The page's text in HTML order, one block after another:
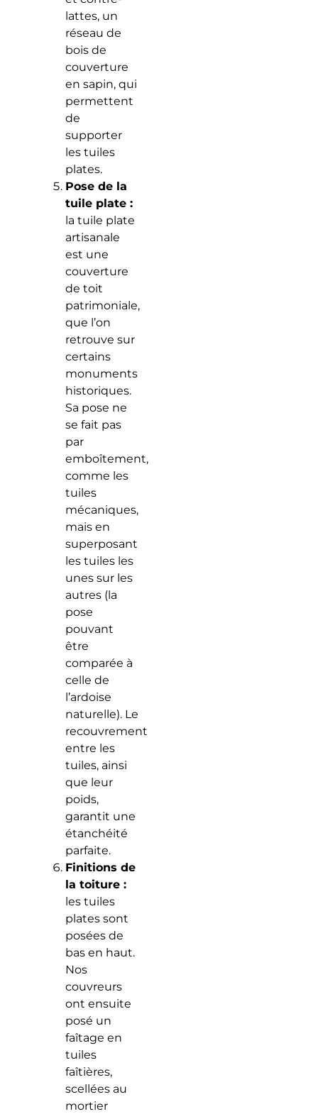
lattes, un
réseau de
bois de
couverture
en sapin, qui
permettent
de
supporter
les tuiles
plates.
Pose de la
tuile plate :
la tuile plate
artisanale
est une
couverture
de toit
patrimoniale,
que l’on
retrouve sur
certains
monuments
historiques.
Sa pose ne
se fait pas
par
emboîtement,
comme les
tuiles
mécaniques,
mais en
superposant
les tuiles les
unes sur les
autres (la
pose
pouvant
être
comparée à
celle de
l’ardoise
naturelle). Le
recouvrement
entre les
tuiles, ainsi
que leur
poids,
garantit une
étanchéité
parfaite.
Finitions de
la toiture :
les tuiles
plates sont
posées de
bas en haut.
Nos
couvreurs
ont ensuite
posé un
faîtage en
tuiles
faîtières,
scellées au
mortier